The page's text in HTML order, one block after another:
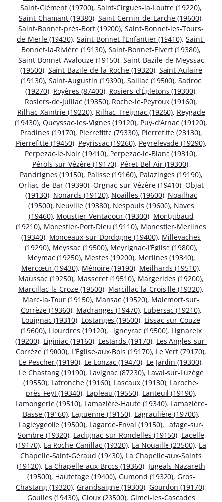
Saint-Clément (19700), Saint-Cirgues-la-Loutre (19220),
Saint-Chamant (19380), Saint-Cernin-de-Larche (19600),
Saint-Bonnet-près-Bort (19200), Saint-Bonnet-les-Tours-
de-Merle (19430), Saint-Bonnet-l’Enfantier (19410), Saint-
Bonnet-la-Rivière (19130), Saint-Bonnet-Elvert (19380),
Saint-Bonnet-Avalouze (19150), Saint-Bazile-de-Meyssac
(19500), Saint-Bazile-de-la-Roche (19320), Saint-Aulaire
(19130), Saint-Augustin (19390), Saillac (19500), Sadroc
(19270), Royères (87400), Rosiers-d’Égletons (19300),
Rosiers-de-Juillac (19350), Roche-le-Peyroux (19160),
Rilhac-Xaintrie (19220), Rilhac-Treignac (19260), Reygade
(19430), Queyssac-les-Vignes (19120), Puy-d’Arnac (19120),
Pradines (19170), Pierrefitte (79330), Pierrefitte (23130),
Pierrefitte (19450), Peyrissac (19260), Peyrelevade (19290),
Perpezac-le-Noir (19410), Perpezac-le-Blanc (19310),
Pérols-sur-Vézère (19170), Péret-Bel-Air (19300),
Pandrignes (19150), Palisse (19160), Palazinges (19190),
Orliac-de-Bar (19390), Orgnac-sur-Vézère (19410), Objat
(19130), Nonards (19120), Noailles (19600), Noailhac
(19500), Neuville (19380), Nespouls (19600), Naves
(19460), Moustier-Ventadour (19300), Montgibaud
(19210), Monestier-Port-Dieu (19110), Monestier-Merlines
(19340), Monceaux-sur-Dordogne (19400), Millevaches
(19290), Meyssac (19500), Meyrignac-l’Église (19800),
Meymac (19250), Mestes (19200), Merlines (19340),
Mercœur (19430), Ménoire (19190), Meilhards (19510),
Maussac (19250), Masseret (19510), Margerides (19200),
Marcillac-la-Croze (19500), Marcillac-la-Croisille (19320),
Marc-la-Tour (19150), Mansac (19520), Malemort-sur-
Corrèze (19360), Madranges (19470), Lubersac (19210),
Louignac (19310), Lostanges (19500), Lissac-sur-Couze
(19600), Liourdres (19120), Ligneyrac (19500), Lignareix
(19200), Liginiac (19160), Lestards (19170), Les Angles-sur-
Corrèze (19000), L’Église-aux-Bois (19170), Le Vert (79170),
Le Pescher (19190), Le Lonzac (19470), Le Jardin (19300),
Le Chastang (19190), Lavignac (87230), Laval-sur-Luzège
(19550), Latronche (19160), Lascaux (19130), Laroche-
près-Feyt (19340), Lapleau (19550), Lanteuil (19190),
Lamongerie (19510), Lamazière-Haute (19340), Lamazière-
Basse (19160), Laguenne (19150), Lagraulière (19700),
Lagleygeolle (19500), Lagarde-Enval (19150), Lafage-sur-
Sombre (19320), Ladignac-sur-Rondelles (19150), Lacelle
(19170), La Roche-Canillac (19320), La Nouaille (23500), La
Chapelle-Saint-Géraud (19430), La Chapelle-aux-Saints
(19120), La Chapelle-aux-Brocs (19360), Jugeals-Nazareth
(19500), Hautefage (19400), Gumond (19320), Gros-
Chastang (19320), Grandsaigne (19300), Gourdon (19170),
Goulles (19430), Gioux (23500), Gimel-les-Cascades